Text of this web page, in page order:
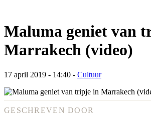
Maluma geniet van
Marrakech (video)
17 april 2019 - 14:40 - Cultuur
GESCHREVEN DOOR